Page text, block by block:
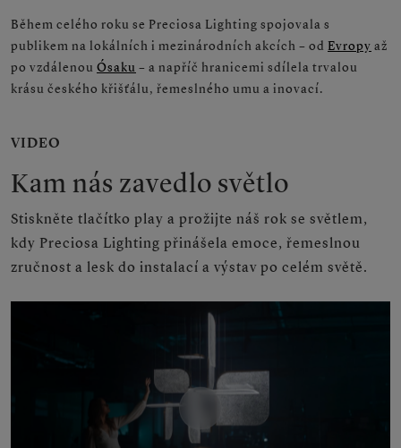
Během celého roku se Preciosa Lighting spojovala s
publikem na lokálních i mezinárodních akcích – od Evropy až
po vzdálenou Ósaku – a napříč hranicemi sdílela trvalou
krásu českého křišťálu, řemeslného umu a inovací.
VIDEO
Kam nás zavedlo světlo
Stiskněte tlačítko play a prožijte náš rok se světlem,
kdy Preciosa Lighting přinášela emoce, řemeslnou
zručnost a lesk do instalací a výstav po celém světě.